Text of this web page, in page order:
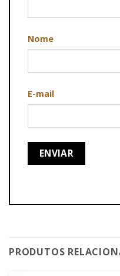
Nome
E-mail
PRODUTOS